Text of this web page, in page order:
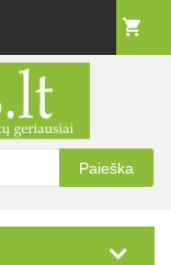
Paieška